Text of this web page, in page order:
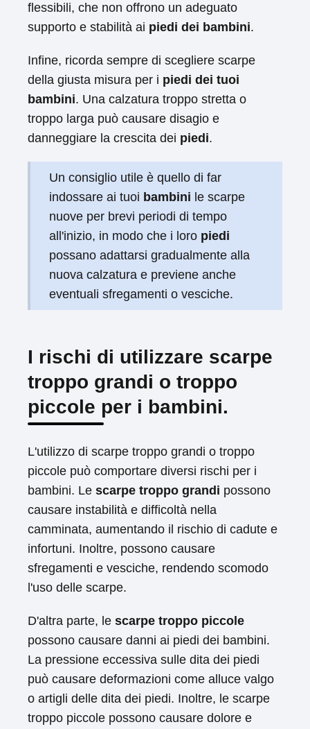
flessibili, che non offrono un adeguato
supporto e stabilità ai piedi dei bambini.
Infine, ricorda sempre di scegliere scarpe
della giusta misura per i piedi dei tuoi
bambini. Una calzatura troppo stretta o
troppo larga può causare disagio e
danneggiare la crescita dei piedi.
Un consiglio utile è quello di far
indossare ai tuoi bambini le scarpe
nuove per brevi periodi di tempo
all'inizio, in modo che i loro piedi
possano adattarsi gradualmente alla
nuova calzatura e previene anche
eventuali sfregamenti o vesciche.
I rischi di utilizzare scarpe
troppo grandi o troppo
piccole per i bambini.
L'utilizzo di scarpe troppo grandi o troppo
piccole può comportare diversi rischi per i
bambini. Le scarpe troppo grandi possono
causare instabilità e difficoltà nella
camminata, aumentando il rischio di cadute e
infortuni. Inoltre, possono causare
sfregamenti e vesciche, rendendo scomodo
l'uso delle scarpe.
D'altra parte, le scarpe troppo piccole
possono causare danni ai piedi dei bambini.
La pressione eccessiva sulle dita dei piedi
può causare deformazioni come alluce valgo
o artigli delle dita dei piedi. Inoltre, le scarpe
troppo piccole possono causare dolore e